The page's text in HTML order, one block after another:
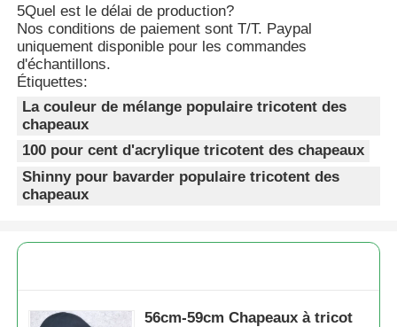
Entraîneur Socks de sports
les chaussettes des hommes géniaux
Les chaussettes de fantaisie des femmes
Chaussettes douces et confortables
5Quel est le délai de production?
Nos conditions de paiement sont T/T. Paypal
uniquement disponible pour les commandes
d'échantillons.
Étiquettes:
La couleur de mélange populaire tricotent des
chapeaux
100 pour cent d'acrylique tricotent des chapeaux
Shinny pour bavarder populaire tricotent des
chapeaux
56cm-59cm Chapeaux à tricot